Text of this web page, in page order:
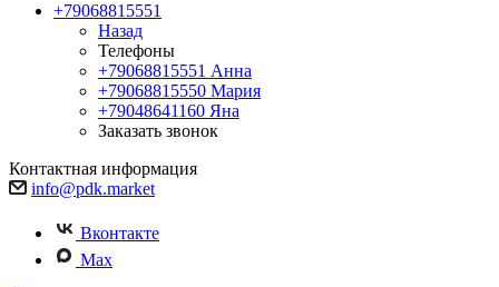
+79068815551
Назад
Телефоны
+79068815551 Анна
+79068815550 Мария
+79048641160 Яна
Заказать звонок
Контактная информация
info@pdk.market
Вконтакте
Max